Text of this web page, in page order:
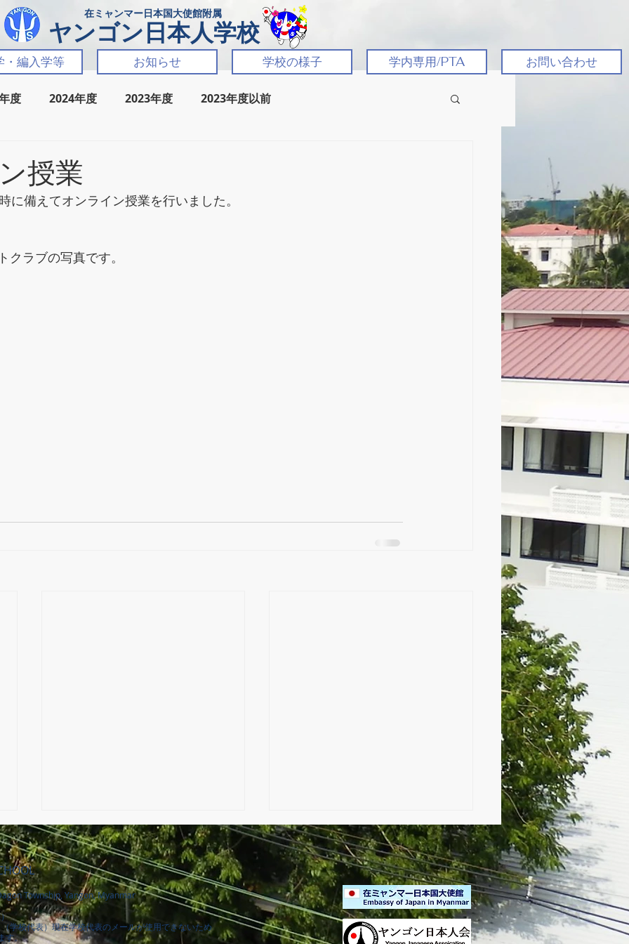
​ヤンゴン日本人学校
​在ミャンマー日本国大使館附属
・編入学等 お知らせ 学校の様子 学内専用/PTA お問い合わせ
度 2024年度 2023年度 2023年度以前
授業
に備えてオンライン授業を行いました。
ラブの写真です。
卒園・卒業証書授与式
卒業式前日準備
Township, Yangon, Myanmar
校代表）現在学校代表のメールが使用できないため
す。